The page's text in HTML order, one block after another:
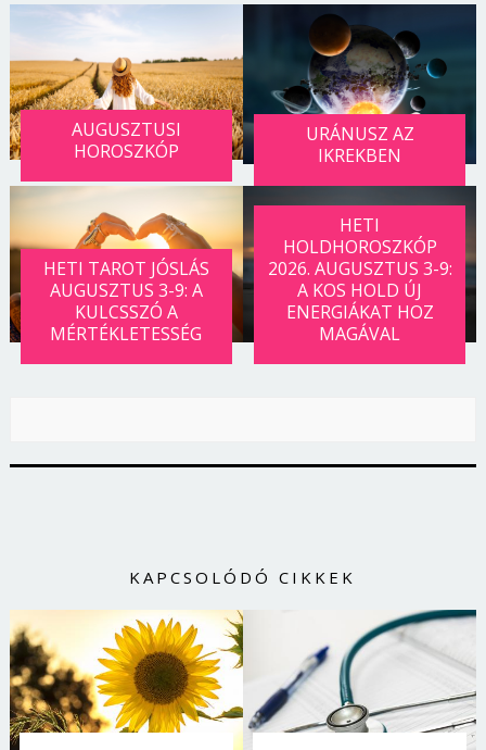
AUGUSZTUSI
HOROSZKÓP
URÁNUSZ AZ
IKREKBEN
HETI TAROT JÓSLÁS
AUGUSZTUS 3-9: A
KULCSSZÓ A
MÉRTÉKLETESSÉG
HETI
HOLDHOROSZKÓP
2026. AUGUSZTUS 3-9:
A KOS HOLD ÚJ
ENERGIÁKAT HOZ
MAGÁVAL
KAPCSOLÓDÓ CIKKEK
Jelszó
Mégse Bejelentkezés